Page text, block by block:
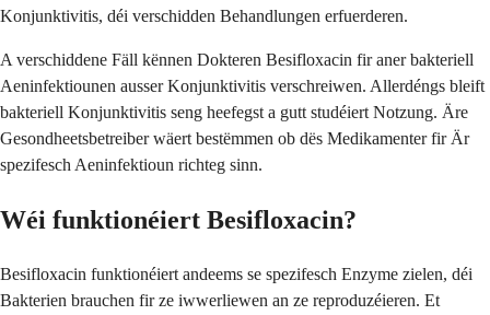
Konjunktivitis, déi verschidden Behandlungen erfuerderen.
A verschiddene Fäll kënnen Dokteren Besifloxacin fir aner bakteriell
Aeninfektiounen ausser Konjunktivitis verschreiwen. Allerdéngs bleift
bakteriell Konjunktivitis seng heefegst a gutt studéiert Notzung. Äre
Gesondheetsbetreiber wäert bestëmmen ob dës Medikamenter fir Är
spezifesch Aeninfektioun richteg sinn.
Wéi funktionéiert Besifloxacin?
Besifloxacin funktionéiert andeems se spezifesch Enzyme zielen, déi
Bakterien brauchen fir ze iwwerliewen an ze reproduzéieren. Et